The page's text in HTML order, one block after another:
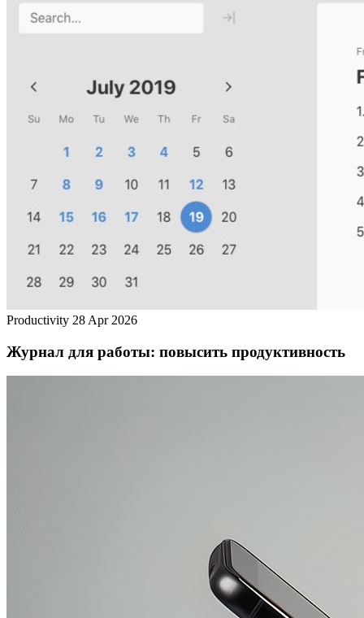
Productivity 28 Apr 2026
Журнал для работы: повысить продуктивность